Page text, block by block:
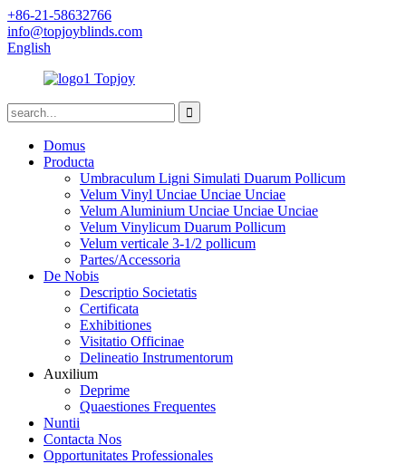
+86-21-58632766
info@topjoyblinds.com
English
Domus
Producta
Umbraculum Ligni Simulati Duarum Pollicum
Velum Vinyl Unciae Unciae Unciae
Velum Aluminium Unciae Unciae Unciae
Velum Vinylicum Duarum Pollicum
Velum verticale 3-1/2 pollicum
Partes/Accessoria
De Nobis
Descriptio Societatis
Certificata
Exhibitiones
Visitatio Officinae
Delineatio Instrumentorum
Auxilium
Deprime
Quaestiones Frequentes
Nuntii
Contacta Nos
Opportunitates Professionales